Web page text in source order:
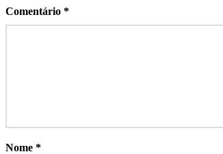
Comentário *
Nome *